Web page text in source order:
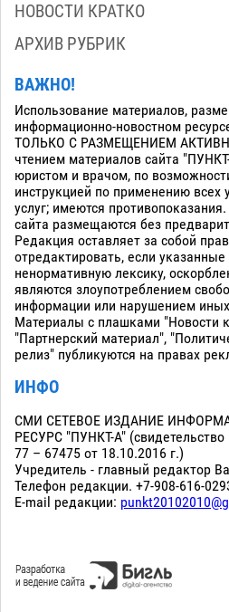
НОВОСТИ КРАТКО
АРХИВ РУБРИК
ВАЖНО!
Использование материалов,
информационно-новостном
ТОЛЬКО С РАЗМЕЩЕНИЕМ
чтением материалов сайта
юристом и врачом, по
инструкцией по применению всех
услуг; имеются
сайта размещаются без
Редакция оставляет за собой
отредактировать, если
ненормативную лексику,
являются злоупотреблением
информации или нарушением
Материалы с плашками "Новости
"Партнерский материал",
релиз" публикуются на правах
ИНФО
СМИ СЕТЕВОЕ ИЗДАНИЕ
РЕСУРС "ПУНКТ-А"
77 – 67475 от 18.10.2016 г.)
Учредитель - главный редактор
Телефон редакции. +7-908-616-
E-mail редакции: